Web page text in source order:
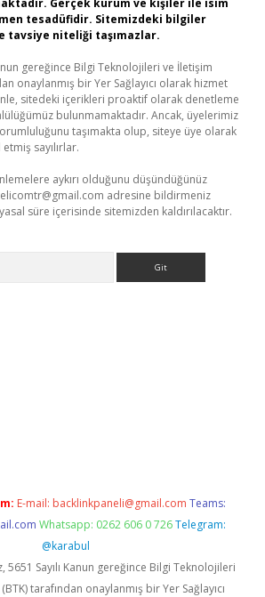
Gerçek kurum ve kişiler ile isim
tesadüfidir. Sitemizdeki bilgiler
tavsiye niteliği taşımazlar.
gereğince Bilgi Teknolojileri ve İletişim
onaylanmış bir Yer Sağlayıcı olarak hizmet
sitedeki içerikleri proaktif olarak denetleme
bulunmamaktadır. Ancak, üyelerimiz
taşımakta olup, siteye üye olarak
sayılırlar.
aykırı olduğunu düşündüğünüz
adresine bildirmeniz
süre içerisinde sitemizden kaldırılacaktır.
E-mail: backlinkpaneli@gmail.com Teams:
Whatsapp: 0262 606 0 726 Telegram:
@karabul
5651 Sayılı Kanun gereğince Bilgi Teknolojileri
tarafından onaylanmış bir Yer Sağlayıcı